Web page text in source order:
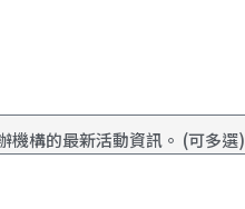
機構的最新活動資訊。 (可多選)